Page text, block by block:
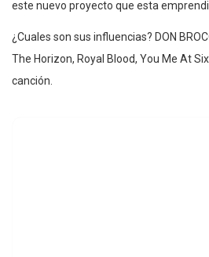
este nuevo proyecto que esta
¿Cuales son sus influencias? DON
The Horizon, Royal Blood, You Me At
canción.